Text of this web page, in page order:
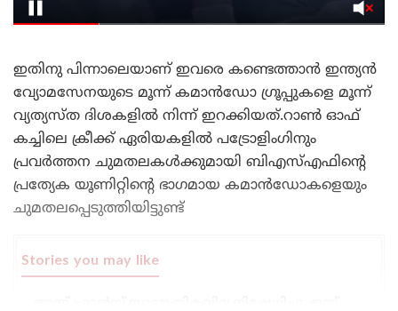
ഇതിനു പിന്നാലെയാണ് ഇവരെ കണ്ടെത്താൻ ഇന്ത്യൻ
വ്യോമസേനയുടെ മൂന്ന് കമാൻഡോ ഗ്രൂപ്പുകളെ മൂന്ന്
വ്യത്യസ്ത ദിശകളിൽ നിന്ന് ഇറക്കിയത്.റാൺ ഓഫ്
കച്ചിലെ ക്രീക്ക് ഏരിയകളിൽ പട്രോളിംഗിനും
പ്രവർത്തന ചുമതലകൾക്കുമായി ബിഎസ്എഫിന്റെ
പ്രത്യേക യൂണിറ്റിന്റെ ഭാഗമായ കമാൻഡോകളെയും
ചുമതലപ്പെടുത്തിയിട്ടുണ്ട്
Stories you may like